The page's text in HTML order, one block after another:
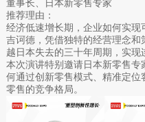
董事长、日本新零售专家
推荐理由：
经济低速增长期，企业如何实
吉诃德，凭借独特的经营理念
越日本失去的三十年周期，实现
本次演讲特别邀请日本新零售
何通过创新零售模式、精准定
零售的竞争格局。